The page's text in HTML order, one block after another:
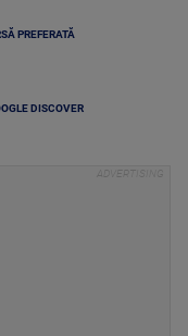
PREFERATĂ
DISCOVER